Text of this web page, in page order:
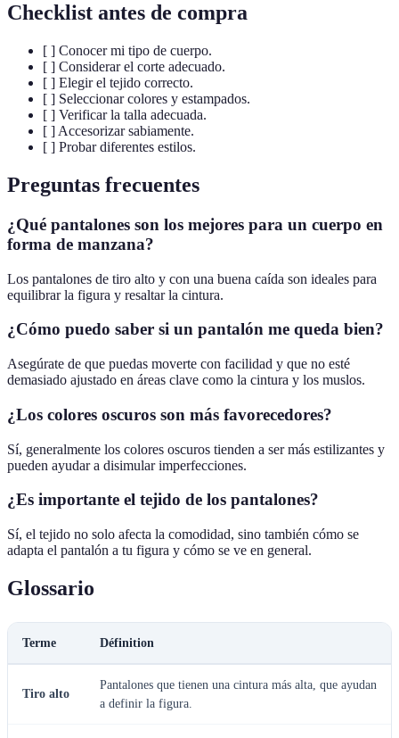
Checklist antes de compra
[ ] Conocer mi tipo de cuerpo.
[ ] Considerar el corte adecuado.
[ ] Elegir el tejido correcto.
[ ] Seleccionar colores y estampados.
[ ] Verificar la talla adecuada.
[ ] Accesorizar sabiamente.
[ ] Probar diferentes estilos.
Preguntas frecuentes
¿Qué pantalones son los mejores para un cuerpo en
forma de manzana?
Los pantalones de tiro alto y con una buena caída son ideales para
equilibrar la figura y resaltar la cintura.
¿Cómo puedo saber si un pantalón me queda bien?
Asegúrate de que puedas moverte con facilidad y que no esté
demasiado ajustado en áreas clave como la cintura y los muslos.
¿Los colores oscuros son más favorecedores?
Sí, generalmente los colores oscuros tienden a ser más estilizantes y
pueden ayudar a disimular imperfecciones.
¿Es importante el tejido de los pantalones?
Sí, el tejido no solo afecta la comodidad, sino también cómo se
adapta el pantalón a tu figura y cómo se ve en general.
Glossario
Terme Définition
Tiro alto
Pantalones que tienen una cintura más alta, que ayudan
a definir la figura.